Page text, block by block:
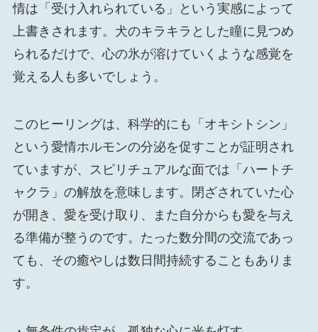
情は「受け入れられている」という実感によって
上書きされます。犬のキラキラとした瞳に見つめ
られるだけで、心の氷が溶けていくような感覚を
覚える人も多いでしょう。
このヒーリングは、科学的にも「オキシトシン」
という愛情ホルモンの分泌を促すことが証明され
ていますが、スピリチュアルな面では「ハートチ
ャクラ」の解放を意味します。閉ざされていた心
が開き、愛を受け取り、また自分からも愛を与え
る準備が整うのです。たった数分間の交流であっ
ても、その癒やしは数日間持続することもありま
す。